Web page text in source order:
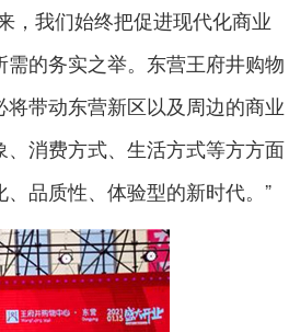
我们始终把促进现代化商业
的务实之举。东营王府井购物
带动东营新区以及周边的商业
消费方式、生活方式等方方面
品质性、体验型的新时代。”